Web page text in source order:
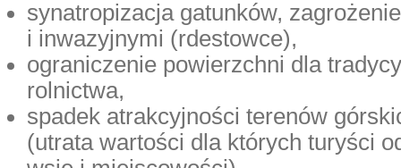
synatropizacja gatunków,
i inwazyjnymi (rdestowce),
ograniczenie powierzchni dla
rolnictwa,
spadek atrakcyjności terenów
(utrata wartości dla których turyści